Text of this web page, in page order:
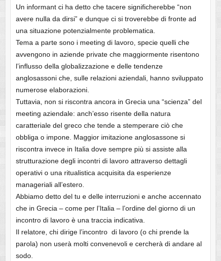
Un informant ci ha detto che tacere significherebbe “non
avere nulla da dirsi” e dunque ci si troverebbe di fronte ad
una situazione potenzialmente problematica.
Tema a parte sono i meeting di lavoro, specie quelli che
avvengono in aziende private che maggiormente risentono
l’influsso della globalizzazione e delle tendenze
anglosassoni che, sulle relazioni aziendali, hanno sviluppato
numerose elaborazioni.
Tuttavia, non si riscontra ancora in Grecia una “scienza” del
meeting aziendale: anch’esso risente della natura
caratteriale del greco che tende a stemperare ciò che
obbliga o impone. Maggior imitazione anglosassone si
riscontra invece in Italia dove sempre più si assiste alla
strutturazione degli incontri di lavoro attraverso dettagli
operativi o una ritualistica acquisita da esperienze
manageriali all’estero.
Abbiamo detto del tu e delle interruzioni e anche accennato
che in Grecia – come per l’Italia – l’ordine del giorno di un
incontro di lavoro è una traccia indicativa.
Il relatore, chi dirige l’incontro di lavoro (o chi prende la
parola) non userà molti convenevoli e cercherà di andare al
sodo.